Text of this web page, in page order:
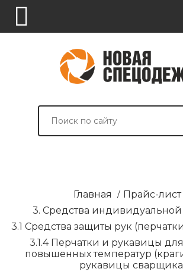
СПЕЦОДЕЖДА
СПЕЦОБУВЬ
СРЕДСТВА
ВСПОМОГАТЕЛЬНЫЕ
БРЕНДИРОВАНИЕ
Главная / Прайс-лист
3. Средства
3.1 Средства защиты рук
3.1.4 Перчатки и рукавицы
повышенных температур
рукавицы